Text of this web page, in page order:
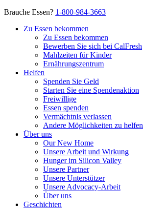
Brauche Essen? 1-800-984-3663
Zu Essen bekommen
Zu Essen bekommen
Bewerben Sie sich bei CalFresh
Mahlzeiten für Kinder
Ernährungszentrum
Helfen
Spenden Sie Geld
Starten Sie eine Spendenaktion
Freiwillige
Essen spenden
Vermächtnis verlassen
Andere Möglichkeiten zu helfen
Über uns
Our New Home
Unsere Arbeit und Wirkung
Hunger im Silicon Valley
Unsere Partner
Unsere Unterstützer
Unsere Advocacy-Arbeit
Über uns
Geschichten